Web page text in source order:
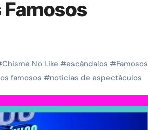
Famosos
Chisme No Like #escándalos #Famosos
famosos #noticias de espectáculos